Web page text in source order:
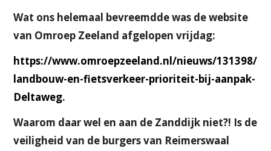
Wat ons helemaal bevreemdde was de website
van Omroep Zeeland afgelopen vrijdag:
https://www.omroepzeeland.nl/nieuws/131398/
landbouw-en-fietsverkeer-prioriteit-bij-aanpak-
Deltaweg.
Waarom daar wel en aan de Zanddijk niet?! Is de
veiligheid van de burgers van Reimerswaal